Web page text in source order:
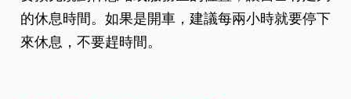
的休息時間。如果是開車，建議每兩小時就要停下
來休息，不要趕時間。